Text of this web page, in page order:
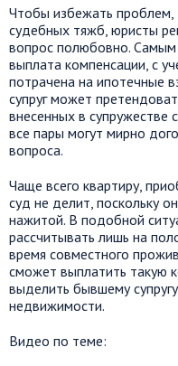
Чтобы избежать
судебных тяжб, юристы
вопрос полюбовно.
выплата компенсации, с
потрачена на ипотечные
супруг может
внесенных в супружестве
все пары могут мирно
вопроса.
Чаще всего квартиру,
суд не делит, поскольку
нажитой. В подобной
рассчитывать лишь на
время совместного
сможет выплатить такую
выделить бывшему
недвижимости.
Видео по теме: